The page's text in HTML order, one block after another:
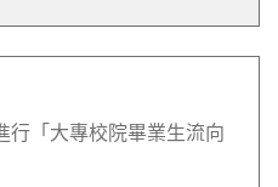
行「大專校院畢業生流向